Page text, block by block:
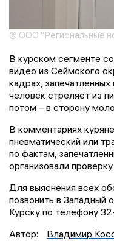
© ООО "Региональные
В курском сегменте
видео из Сеймского
кадрах,
человек стреляет из
потом – в сторону
В комментариях
пневматический или
по фактам,
организовали проверку.
Для выяснения всех
позвонить в
Курску по телефону
Автор:
Владимир